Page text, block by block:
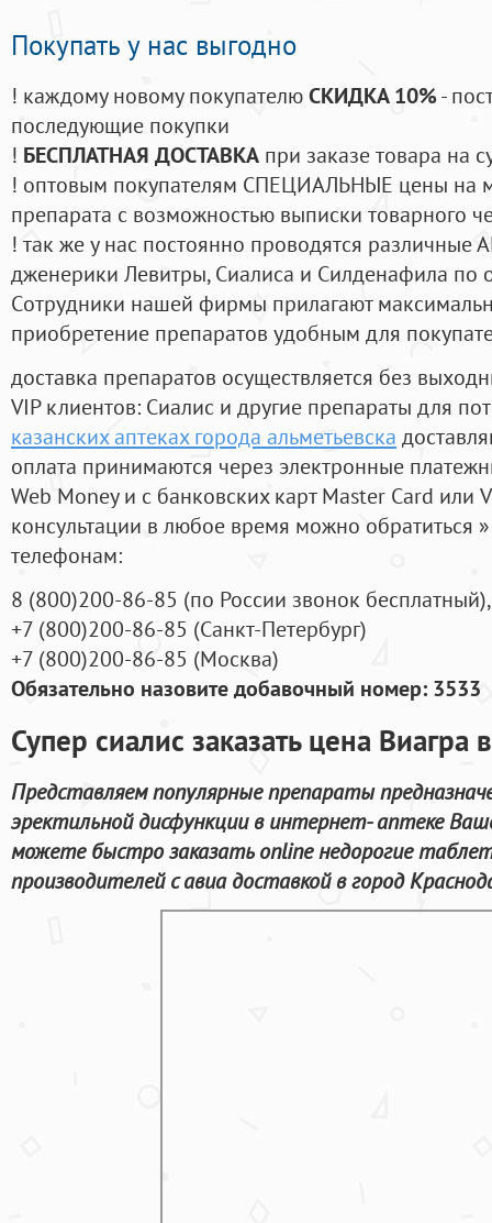
Покупать у нас выгодно
! каждому новому покупателюСКИДКА 10%-
последующие покупки
! БЕСПЛАТНАЯ ДОСТАВКА при заказе товара на
! оптовым покупателям СПЕЦИАЛЬНЫЕ цены на
препарата с возможностью выписки товарного
! так же у нас постоянно проводятся
дженерики Левитры, Сиалиса и Силденафила по
Cотрудники нашей фирмы прилагают
приобретение препаратов удобным для
доставка препаратов осуществляется без
VIP клиентов: Сиалис и другие препараты для
казанских аптеках города альметьевска
оплата принимаются через электронные
Web Money и с банковских карт Master Card или
консультации в любое время можно обратиться
телефонам:
8 (800)200-86-85 (по России звонок бесплатный),
+7 (800)200-86-85 (Санкт-Петербург)
+7 (800)200-86-85 (Москва)
Обязательно назовите добавочный номер: 3533
Супер сиалис заказать цена Виагра
Представляем популярные препараты
эректильной дисфункции в интернет- аптеке
можете быстро заказать online недорогие
производителей с авиа доставкой в город